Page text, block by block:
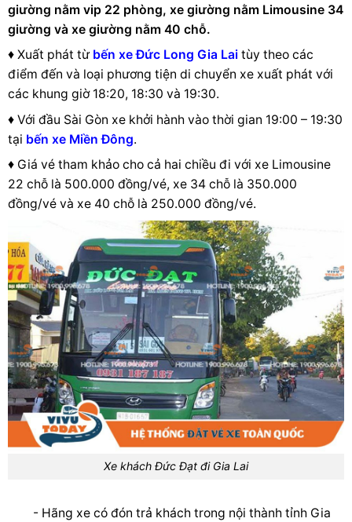
giường nằm vip 22 phòng, xe giường nằm Limousine 34
giường và xe giường nằm 40 chỗ.
♦ Xuất phát từ bến xe Đức Long Gia Lai tùy theo các
điểm đến và loại phương tiện di chuyển xe xuất phát với
các khung giờ 18:20, 18:30 và 19:30.
♦ Với đầu Sài Gòn xe khởi hành vào thời gian 19:00 – 19:30
tại bến xe Miền Đông.
♦ Giá vé tham khảo cho cả hai chiều đi với xe Limousine
22 chỗ là 500.000 đồng/vé, xe 34 chỗ là 350.000
đồng/vé và xe 40 chỗ là 250.000 đồng/vé.
Xe khách Đức Đạt đi Gia Lai
- Hãng xe có đón trả khách trong nội thành tỉnh Gia